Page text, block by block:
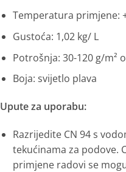
Temperatura primjene:
Gustoća: 1,02 kg/ L
Potrošnja: 30-120 g/m²
Boja: svijetlo plava
Upute za uporabu:
Razrijedite CN 94 s
tekućinama za podove.
primjene radovi se